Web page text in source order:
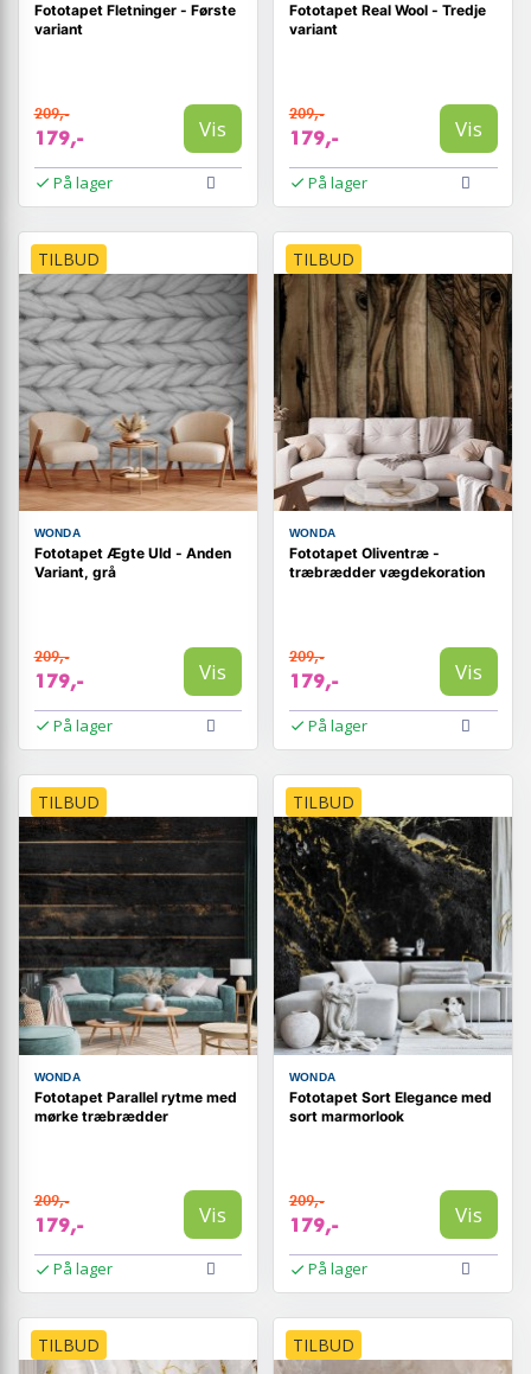
Fototapet Fletninger - Første
variant
209,-
179,- Vis
På lager
Fototapet Real Wool - Tredje
variant
209,-
179,- Vis
På lager
TILBUD
WONDA
Fototapet Ægte Uld - Anden
Variant, grå
209,-
179,- Vis
På lager
TILBUD
WONDA
Fototapet Oliventræ -
træbrædder vægdekoration
209,-
179,- Vis
På lager
TILBUD
WONDA
Fototapet Parallel rytme med
mørke træbrædder
209,-
179,- Vis
På lager
TILBUD
WONDA
Fototapet Sort Elegance med
sort marmorlook
209,-
179,- Vis
På lager
TILBUD TILBUD